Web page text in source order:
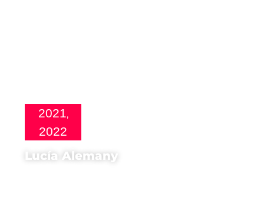
2021,
2022
Lucía Alemany